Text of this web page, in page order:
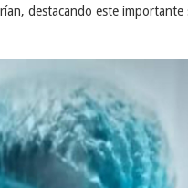
destacando este importante